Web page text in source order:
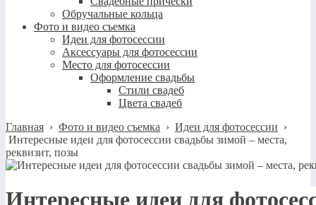
Обручальные кольца
Фото и видео съемка
Идеи для фотосессии
Аксессуары для фотосессии
Место для фотосессии
Оформление свадьбы
Стили свадеб
Цвета свадеб
Главная › Фото и видео съемка › Идеи для фотосессии ›
Интересные идеи для фотосессии свадьбы зимой – места,
реквизит, позы
Интересные идеи для